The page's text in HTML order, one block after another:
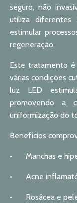
seguro, não
utiliza
estimular
regeneração.
Este tratamento
várias condições
luz LED
promovendo a
uniformização do
Benefícios
• Manchas e
• Acne
• Rosácea e